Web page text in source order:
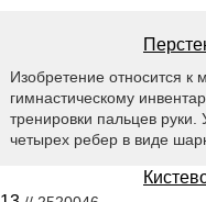
Изобретение относится к
гимнастическому
тренировки пальцев руки.
четырех ребер в виде